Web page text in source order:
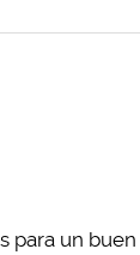
para un buen